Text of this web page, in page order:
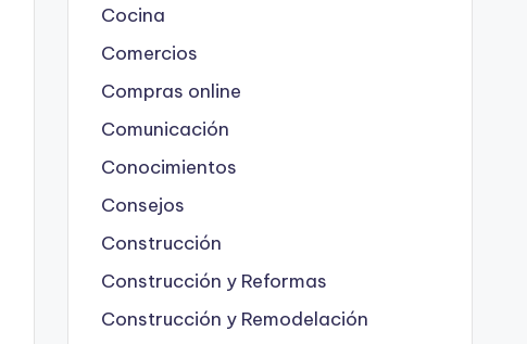
Cocina
Comercios
Compras online
Comunicación
Conocimientos
Consejos
Construcción
Construcción y Reformas
Construcción y Remodelación